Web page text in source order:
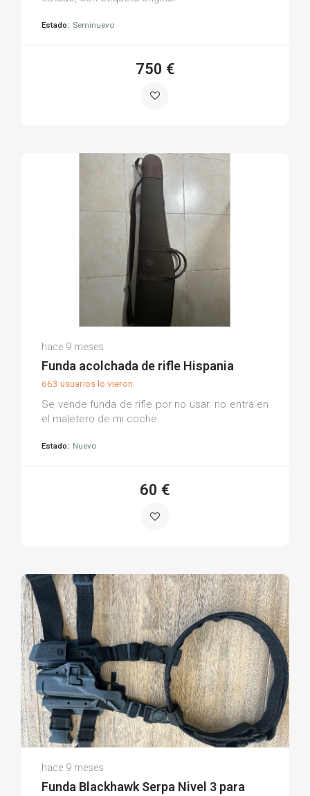
Estado: Seminuevo
750 €
(0)
hace 9 meses
Funda acolchada de rifle Hispania
663 usuarios lo vieron
Se vende funda de rifle por no usar. no entra en
el maletero de mi coche.
Estado: Nuevo
60 €
(0)
hace 9 meses
Funda Blackhawk Serpa Nivel 3 para